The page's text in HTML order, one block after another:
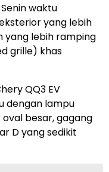
waktu
yang lebih
yang lebih ramping
grille) khas
QQ3 EV
dengan lampu
besar, gagang
D yang sedikit